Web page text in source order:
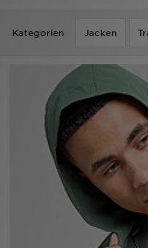
Kategorien Jacken
Damen
Kinder
Bestsellers
JD Exklusives